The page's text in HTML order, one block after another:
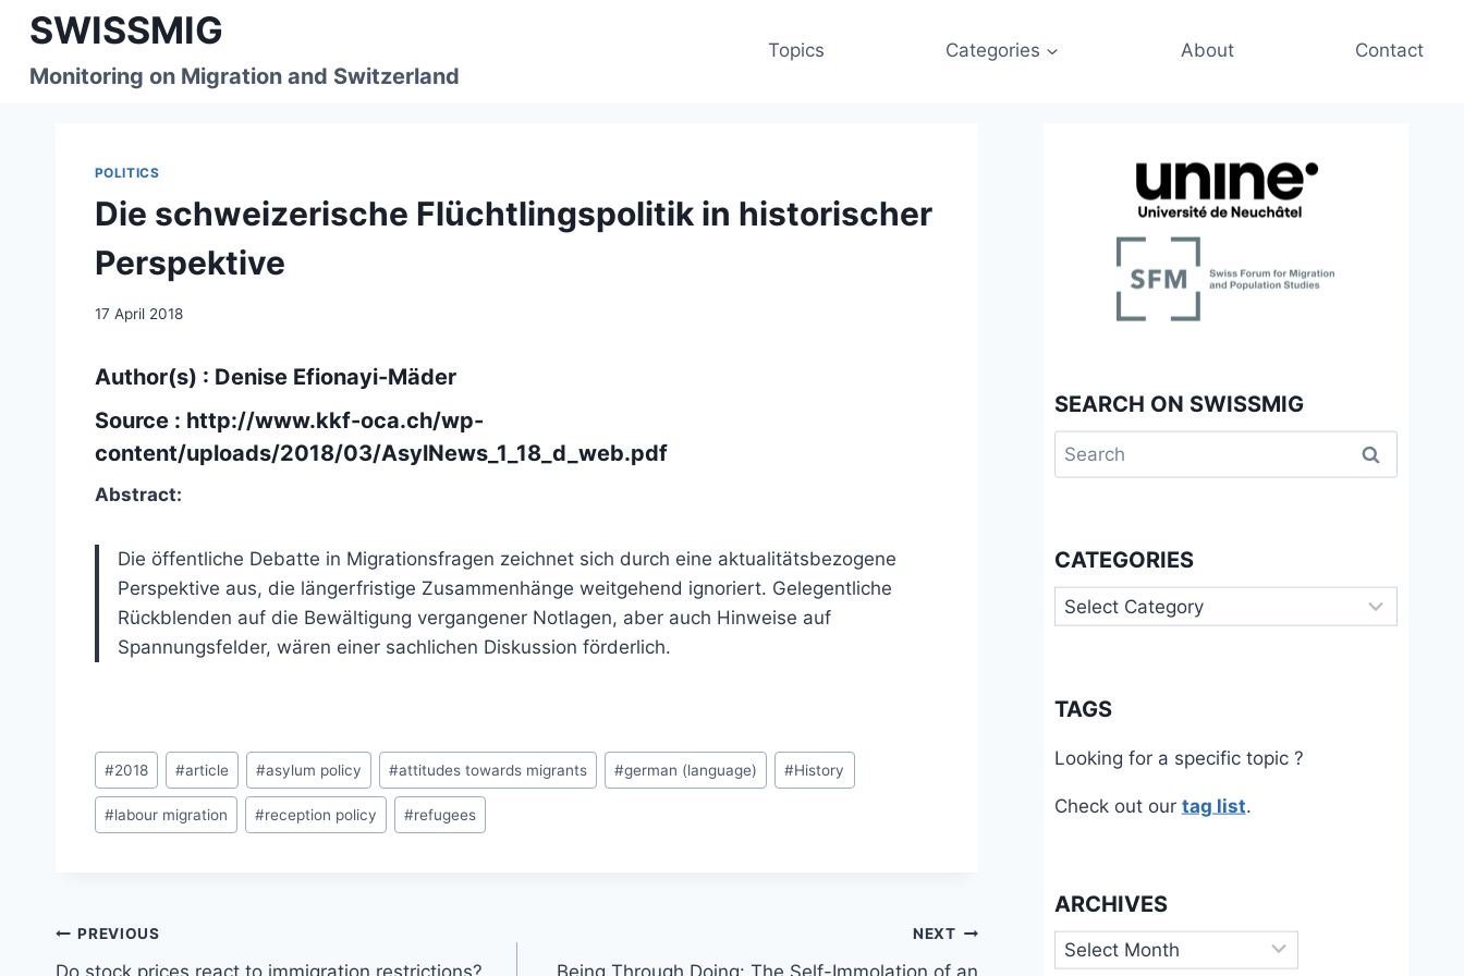
Skip
content
SWISSMIG
Monitoring on Migration and Switzerland
Topics Categories About Contact
POLITICS
Die schweizerische Flüchtlingspolitik in historischer
Perspektive
17 April 2018
Author(s) : Denise Efionayi-Mäder
Source : http://www.kkf-oca.ch/wp-
content/uploads/2018/03/AsylNews_1_18_d_web.pdf
Abstract:
Die öffentliche Debatte in Migrationsfragen zeichnet sich durch eine aktualitätsbezogene
Perspektive aus, die längerfristige Zusammenhänge weitgehend ignoriert. Gelegentliche
Rückblenden auf die Bewältigung vergangener Notlagen, aber auch Hinweise auf
Spannungsfelder, wären einer sachlichen Diskussion förderlich.
Post
Tags:
#2018 #article #asylum policy #attitudes towards migrants #german (language) #History
#labour migration #reception policy #refugees
Post
PREVIOUS
Do stock prices react to immigration restrictions?
NEXT
Being Through Doing: The Self-Immolation of an
SEARCH ON SWISSMIG
Search
for:
CATEGORIES
Categories
TAGS
Looking for a specific topic ?
Check out our tag list.
ARCHIVES
Archives